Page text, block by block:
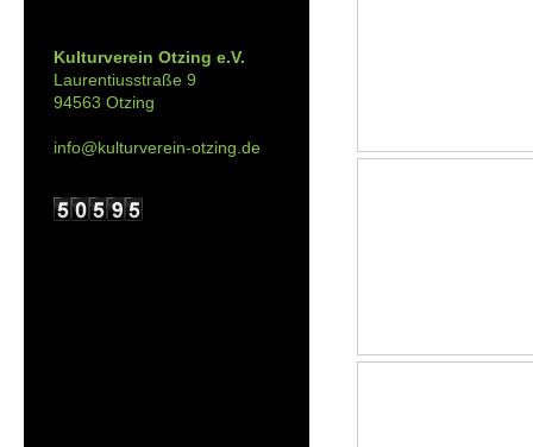
Kulturverein Otzing e.V.
Laurentiusstraße 9
94563 Otzing
info@kulturverein-otzing.de